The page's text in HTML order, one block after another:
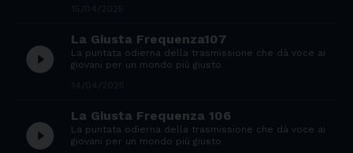
play_circle_filled
La Giusta Frequenza107
La puntata odierna della trasmissione che dà voce ai
giovani per un mondo più giusto
play_circle_filled
La Giusta Frequenza 106
La puntata odierna della trasmissione che dà voce ai
giovani per un mondo più giusto